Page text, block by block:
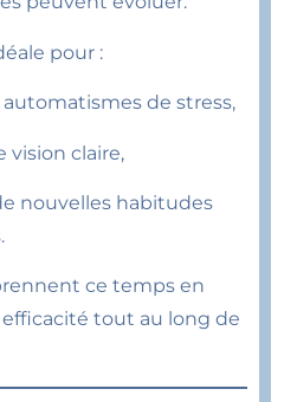
pour :
de stress,
vision claire,
nouvelles habitudes
ce temps en
tout au long de